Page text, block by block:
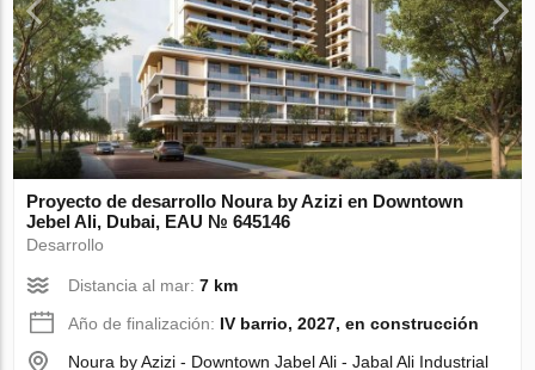
Proyecto de desarrollo Noura by Azizi en Downtown
Jebel Ali, Dubai, EAU № 645146
Desarrollo
Distancia al mar:7 km
Año de finalización: IV barrio, 2027, en construcción
Noura by Azizi - Downtown Jabel Ali - Jabal Ali Industrial